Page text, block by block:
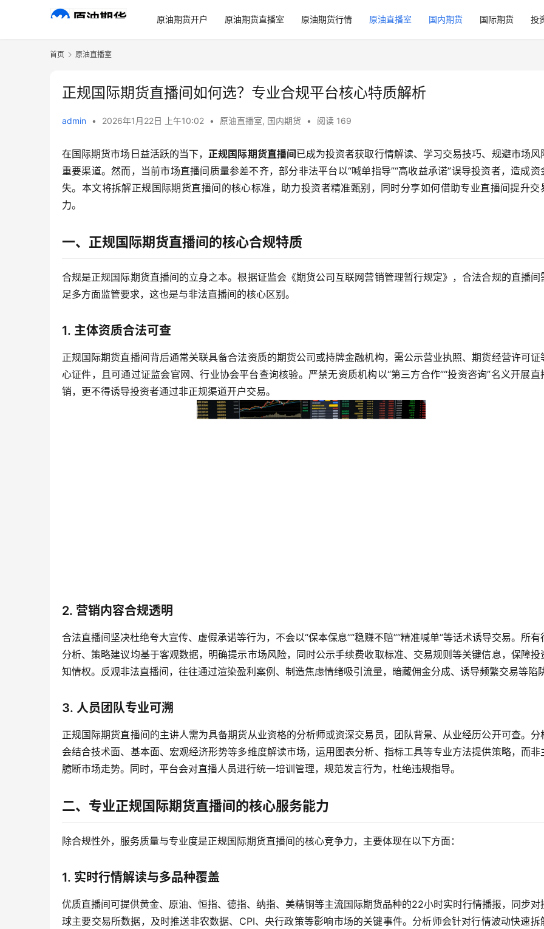
原油期货开户 原油期货直播室 原油期货行情 原油直播室 国内期货 国际期货 投
首页 原油直播室
正规国际期货直播间如何选？专业合规平台核心特质解析
admin • 2026年1月22日 上午10:02 • 原油直播室, 国内期货 • 阅读 169
在国际期货市场日益活跃的当下，正规国际期货直播间 已成为投资者获取行情解读、学习交易技巧、规避市场风
重要渠道。然而，当前市场直播间质量参差不齐，部分非法平台以“喊单指导”“高收益承诺”误导投资者，造成资
失。本文将拆解正规国际期货直播间的核心标准，助力投资者精准甄别，同时分享如何借助专业直播间提升交
力。
一、正规国际期货直播间的核心合规特质
合规是正规国际期货直播间的立身之本。根据证监会《期货公司互联网营销管理暂行规定》，合法合规的直播间
足多方面监管要求，这也是与非法直播间的核心区别。
1. 主体资质合法可查
正规国际期货直播间背后通常关联具备合法资质的期货公司或持牌金融机构，需公示营业执照、期货经营许可证
心证件，且可通过证监会官网、行业协会平台查询核验。严禁无资质机构以“第三方合作”“投资咨询”名义开展直
销，更不得诱导投资者通过非正规渠道开户交易。
2. 营销内容合规透明
合法直播间坚决杜绝夸大宣传、虚假承诺等行为，不会以“保本保息”“稳赚不赔”“精准喊单”等话术诱导交易。所有
分析、策略建议均基于客观数据，明确提示市场风险，同时公示手续费收取标准、交易规则等关键信息，保障投
知情权。反观非法直播间，往往通过渲染盈利案例、制造焦虑情绪吸引流量，暗藏佣金分成、诱导频繁交易等陷阱
3. 人员团队专业可溯
正规国际期货直播间的主讲人需为具备期货从业资格的分析师或资深交易员，团队背景、从业经历公开可查。分
会结合技术面、基本面、宏观经济形势等多维度解读市场，运用图表分析、指标工具等专业方法提供策略，而非
臆断市场走势。同时，平台会对直播人员进行统一培训管理，规范发言行为，杜绝违规指导。
二、专业正规国际期货直播间的核心服务能力
除合规性外，服务质量与专业度是正规国际期货直播间的核心竞争力，主要体现在以下方面：
1. 实时行情解读与多品种覆盖
优质直播间可提供黄金、原油、恒指、德指、纳指、美精铜等主流国际期货品种的22小时实时行情播报，同步对
球主要交易所数据，及时推送非农数据、CPI、央行政策等影响市场的关键事件。分析师会针对行情波动快速拆